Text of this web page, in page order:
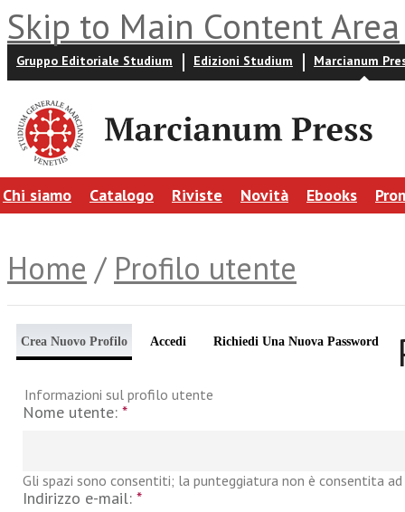
Skip to Main Content Area
Gruppo Editoriale Studium Edizioni Studium Marcianum
Chi siamo Catalogo Riviste Novità Ebooks
Home / Profilo utente
Crea Nuovo Profilo Accedi Richiedi Una Nuova Password
Informazioni sul profilo utente
Nome utente: *
Gli spazi sono consentiti; la punteggiatura non è consentita
Indirizzo e-mail: *